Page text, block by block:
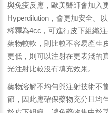
與免疫反應，歐美醫師會加入
Hyperdilution，會更加安全。
稀釋為4cc，可進行皮下組織
藥物較軟，則比較不容易產生
更低，則可以注射在更表淺的
光注射比較沒有填充效果。
藥物溶解不均勻與注射技術不
節，因此應確保藥物充分且均